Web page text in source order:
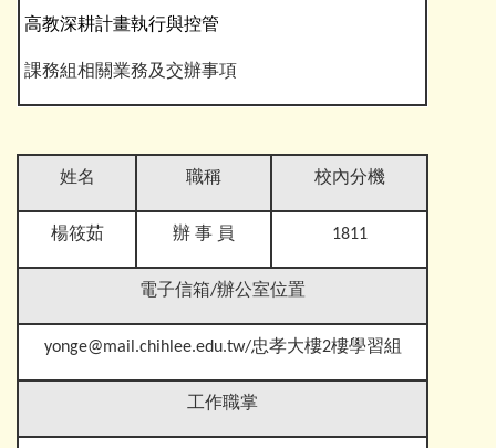
高教深耕計畫執行與控管
課務組相關業務及交辦事項
姓名 職稱 校內分機
楊筱茹 辦 事 員 1811
電子信箱/辦公室位置
yonge@mail.chihlee.edu.tw/忠孝大樓2樓學習組
工作職掌